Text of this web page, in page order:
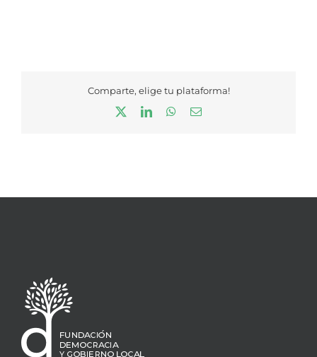
Comparte, elige tu plataforma!
LinkedInWhatsApp
Correo